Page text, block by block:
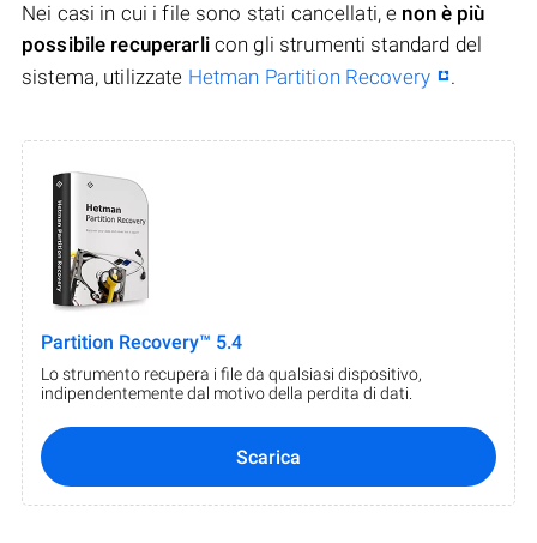
Nei casi in cui i file sono stati cancellati, e non è più
possibile recuperarlicon gli strumenti standard del
sistema, utilizzate Hetman Partition Recovery .
Partition Recovery™ 5.4
Lo strumento recupera i file da qualsiasi dispositivo,
indipendentemente dal motivo della perdita di dati.
Scarica